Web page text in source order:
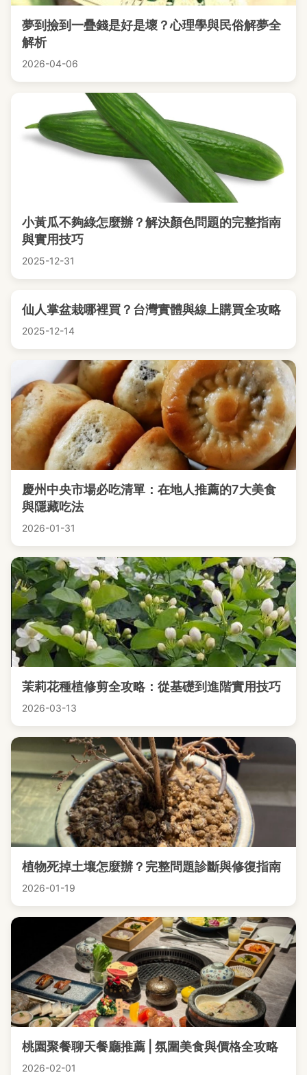
夢到撿到一疊錢是好是壞？心理學與民俗解夢全
解析
2026-04-06
小黃瓜不夠綠怎麼辦？解決顏色問題的完整指南
與實用技巧
2025-12-31
仙人掌盆栽哪裡買？台灣實體與線上購買全攻略
2025-12-14
慶州中央市場必吃清單：在地人推薦的7大美食
與隱藏吃法
2026-01-31
茉莉花種植修剪全攻略：從基礎到進階實用技巧
2026-03-13
植物死掉土壤怎麼辦？完整問題診斷與修復指南
2026-01-19
桃園聚餐聊天餐廳推薦 | 氛圍美食與價格全攻略
2026-02-01